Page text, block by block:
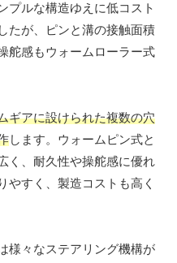
プルな構造ゆえに低コスト
たが、ピンと溝の接触面積
舵感もウォームローラー式
ギアに設けられた複数の穴
します。ウォームピン式と
く、耐久性や操舵感に優れ
やすく、製造コストも高く
様々なステアリング機構が